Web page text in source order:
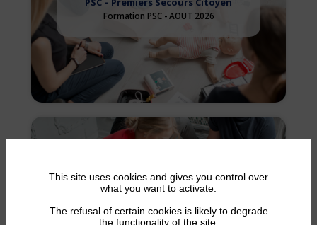
Formation PSC - AOUT 2026
This site uses cookies and gives you control over
what you want to activate.
The refusal of certain cookies is likely to degrade
the functionality of the site.